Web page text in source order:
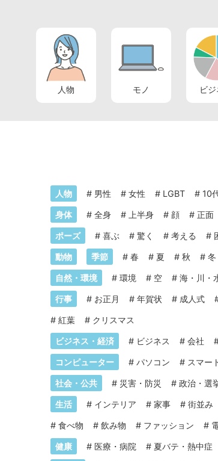
人物 モノ ビ
人物 # 男性 # 女性 # LGBT # 10
身体 # 全身 # 上半身 # 顔 # 正面
ポーズ # 喜ぶ # 驚く # 考える #
動物 季節 # 春 # 夏 # 秋 # 冬
自然・環境 # 環境 # 空 # 海・川・
行事 # お正月 # 年賀状 # 成人式
# 紅葉 # クリスマス
ビジネス・経済 # ビジネス # 会社
コンピューター # パソコン # スマー
社会・公共 # 災害・防災 # 政治・選
生活 # インテリア # 家事 # 街並み
# 食べ物 # 飲み物 # ファッション #
健康 # 医療・病院 # 夏バテ・熱中症